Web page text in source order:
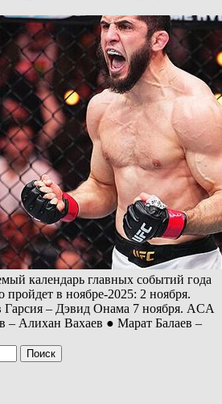
календарь главных событий года
пройдет в ноябре-2025: 2 ноября.
– Дэвид Онама 7 ноября. ACA
– Алихан Вахаев ● Марат Балаев –